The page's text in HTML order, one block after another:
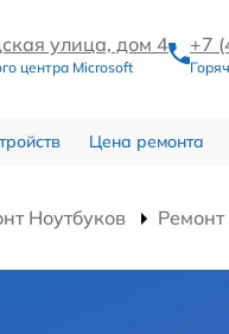
улица, дом 4
центра Microsoft
+7
Цена ремонта
Ноутбуков Ремонт